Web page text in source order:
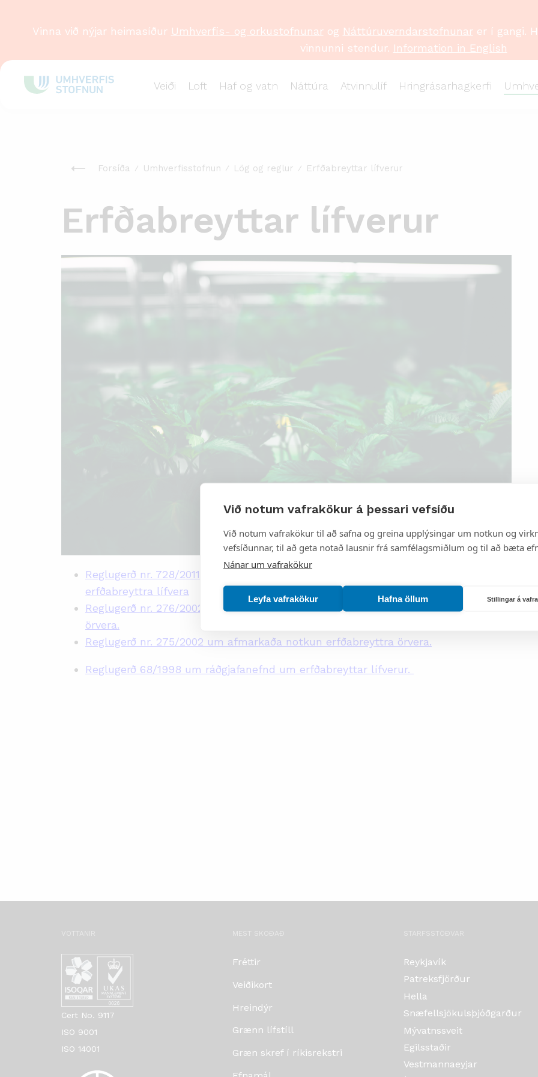
Við notum vafrakökur á þessari vefsíðu
Við notum vafrakökur til að safna og greina upplýsingar um notkun og
vefsíðunnar, til að geta notað lausnir frá samfélagsmiðlum og til að bæta
Nánar um vafrakökur
Leyfa vafrakökur Hafna öllum Stillingar á
Veiði Loft Haf og vatn Náttúra Atvinnulíf Hringrásarhagkerfi
Vinna við nýjar heimasíður Umhverfis- og orkustofnunarog Náttúruverndarstofnunarer í gangi.
vinnunni stendur. Information in English
Forsíða Umhverfisstofnun Lög og reglur Erfðabreyttar lífverur
Erfðabreyttar lífverur
Reglugerð nr. 728/2011 um sleppingu eða dreifingu og markaðssetningu
erfðabreyttra lífvera
Reglugerð nr. 276/2002 um afmarkaða notkun erfðabreyttra lífvera, annarra en
örvera.
Reglugerð nr. 275/2002 um afmarkaða notkun erfðabreyttra örvera.
Reglugerð 68/1998 um ráðgjafanefnd um erfðabreyttar lífverur.
VOTTANIR
Cert No. 9117
ISO 9001
ISO 14001
MEST SKOÐAÐ
Fréttir
Veiðikort
Hreindýr
Grænn lífstíll
Græn skref í ríkisrekstri
STARFSSTÖÐVAR
Reykjavík
Patreksfjörður
Hella
Snæfellsjökulsþjóðgarður
Mývatnssveit
Egilsstaðir
Vestmannaeyjar